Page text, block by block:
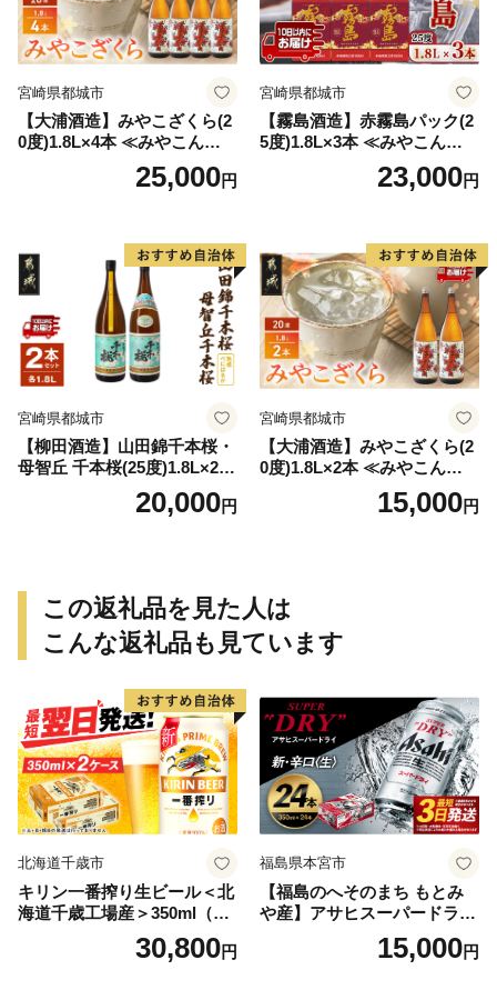
宮崎県都城市
【大浦酒造】みやこざくら(2
0度)1.8L×4本 ≪みやこんじょ
特急便≫_AD-077125,000円
宮崎県都城市
【霧島酒造】赤霧島パック(2
5度)1.8L×3本 ≪みやこんじょ
特急便≫_23-07-K03P-1800-3
23,000円
宮崎県都城市
【柳田酒造】山田錦千本桜・
母智丘 千本桜(25度)1.8L×2本
≪みやこんじょ特急便≫_AC
20,000円
宮崎県都城市
【大浦酒造】みやこざくら(2
0度)1.8L×2本 ≪みやこんじょ
特急便≫_MJ-077115,000円
この返礼品を見た人は
こんな返礼品も見ています
北海道千歳市
キリン一番搾り生ビール＜北
海道千歳工場産＞350ml（24
30,800円
福島県本宮市
【福島のへそのまち もとみ
や産】アサヒスーパードライ
350ml×24本 合計8.4L 1ケー
ス アルコール度数5% 缶ビー
15,000円